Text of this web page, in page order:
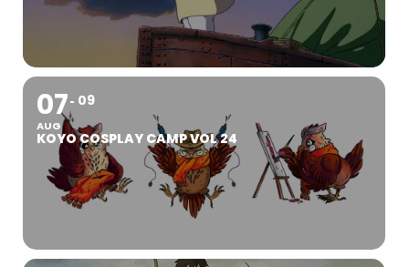
07
AUG
09
KOYO COSPLAY CAMP VOL 24